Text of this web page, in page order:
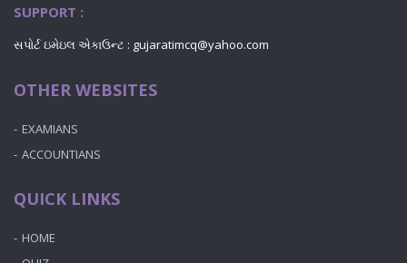
SUPPORT :
સપોર્ટ ઇમેઇલ એકાઉન્ટ : gujaratimcq@yahoo.com
OTHER WEBSITES
EXAMIANS
ACCOUNTIANS
QUICK LINKS
HOME